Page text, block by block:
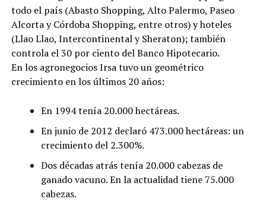
todo el país (Abasto Shopping, Alto Palermo, Paseo
Alcorta y Córdoba Shopping, entre otros) y hoteles
(Llao Llao, Intercontinental y Sheraton); también
controla el 30 por ciento del Banco Hipotecario.
En los agronegocios Irsa tuvo un geométrico
crecimiento en los últimos 20 años:
En 1994 tenía 20.000 hectáreas.
En junio de 2012 declaró 473.000 hectáreas: un
crecimiento del 2.300%.
Dos décadas atrás tenía 20.000 cabezas de
ganado vacuno. En la actualidad tiene 75.000
cabezas.